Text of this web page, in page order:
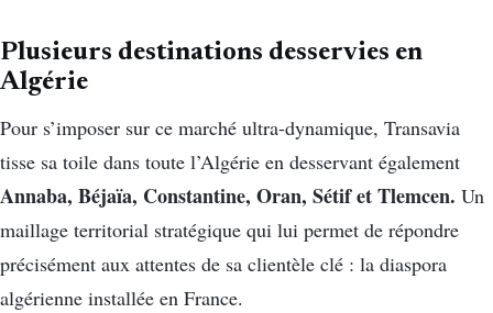
Plusieurs destinations desservies en
Algérie
Pour s’imposer sur ce marché ultra-dynamique, Transavia
tisse sa toile dans toute l’Algérie en desservant également
Annaba, Béjaïa, Constantine, Oran, Sétif et Tlemcen. Un
maillage territorial stratégique qui lui permet de répondre
précisément aux attentes de sa clientèle clé : la diaspora
algérienne installée en France.